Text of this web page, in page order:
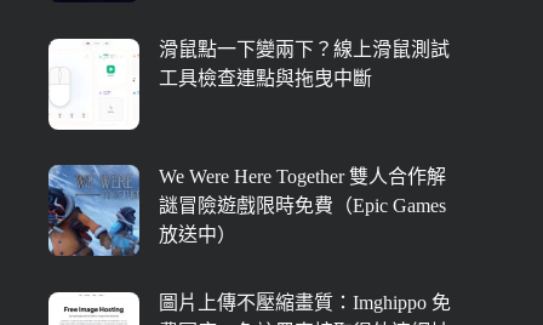
滑鼠點一下變兩下？線上滑鼠測試
工具檢查連點與拖曳中斷
We Were Here Together 雙人合作解
謎冒險遊戲限時免費（Epic Games
放送中）
圖片上傳不壓縮畫質：Imghippo 免